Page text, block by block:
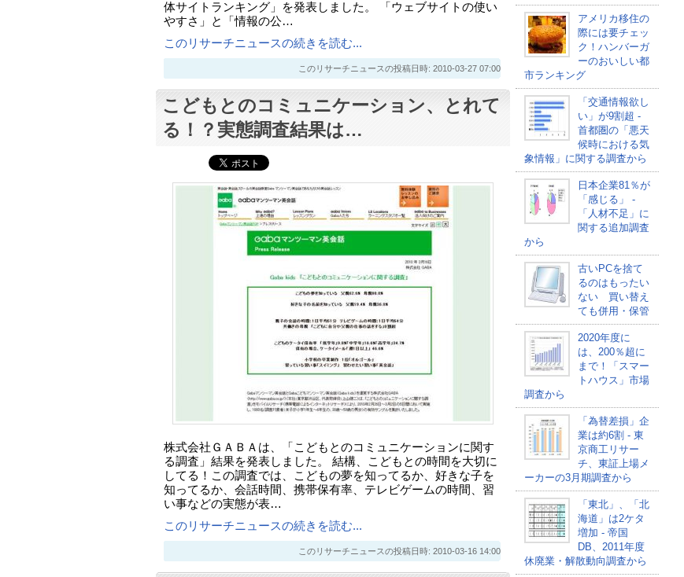
体サイトランキング」を発表しました。 「ウェブサイトの使い
やすさ」と「情報の公…
このリサーチニュースの続きを読む...
このリサーチニュースの投稿日時: 2010-03-27 07:00
こどもとのコミュニケーション、とれて
る！？実態調査結果は…
株式会社ＧＡＢＡは、「こどもとのコミュニケーションに関す
る調査」結果を発表しました。 結構、こどもとの時間を大切に
してる！この調査では、こどもの夢を知ってるか、好きな子を
知ってるか、会話時間、携帯保有率、テレビゲームの時間、習
い事などの実態が表…
このリサーチニュースの続きを読む...
このリサーチニュースの投稿日時: 2010-03-16 14:00
アメリカ移住の
際には要チェッ
ク！ハンバーガ
ーのおいしい都
市ランキング
「交通情報欲し
い」が9割超 -
首都圏の「悪天
候時における気
象情報」に関する調査から
日本企業81％が
「感じる」 -
「人材不足」に
関する追加調査
から
古いPCを捨て
るのはもったい
ない 買い替え
ても併用・保管
2020年度に
は、200％超に
まで！「スマー
トハウス」市場
調査から
「為替差損」企
業は約6割 - 東
京商工リサー
チ、東証上場メ
ーカーの3月期調査から
「東北」、「北
海道」は2ケタ
増加 - 帝国
DB、2011年度
休廃業・解散動向調査から